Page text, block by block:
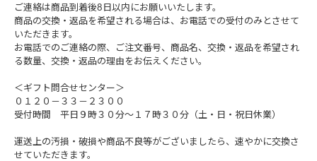
ご連絡は商品到着後8日以内にお願いいたします。
商品の交換・返品を希望される場合は、お電話での受付のみとさせて
いただきます。
お電話でのご連絡の際、ご注文番号、商品名、交換・返品を希望され
る数量、交換・返品の理由をお伝えください。
＜ギフト問合せセンター＞
０１２０－３３－２３００
受付時間 平日９時３０分～１７時３０分（土・日・祝日休業）
運送上の汚損・破損や商品不良等がございましたら、速やかに交換さ
せていただきます。